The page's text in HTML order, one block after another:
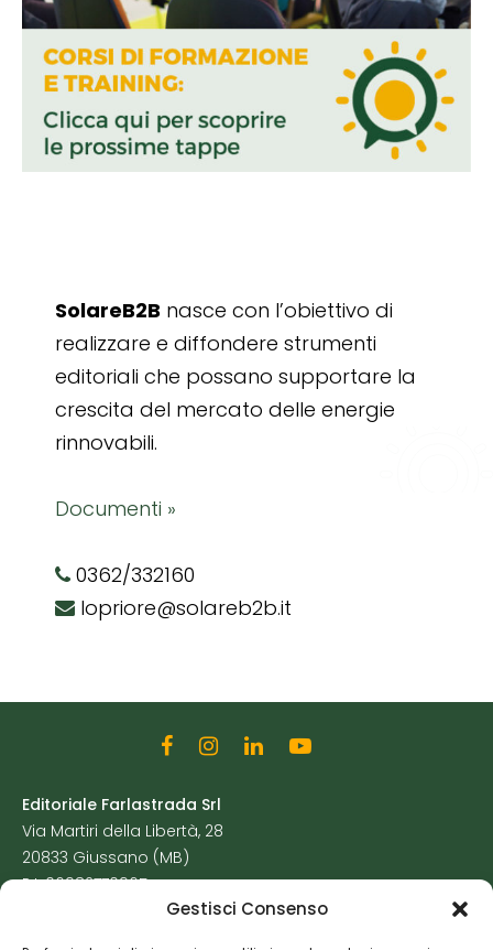
Gestisci Consenso
SolareB2B nasce con l’obiettivo di
realizzare e diffondere strumenti
editoriali che possano supportare la
crescita del mercato delle energie
rinnovabili.
Documenti »
0362/332160
lopriore@solareb2b.it
Editoriale Farlastrada Srl
Via Martiri della Libertà, 28
20833 Giussano (MB)
P.I. 06982770965